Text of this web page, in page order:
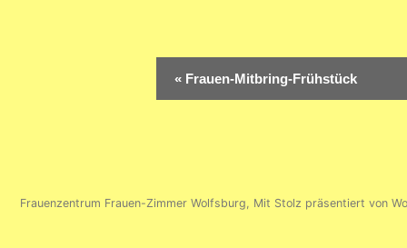
Veranstaltung-
Navigation
« Frauen-Mitbring-Frühstück
Frauenzentrum Frauen-Zimmer Wolfsburg, Mit Stolz präsentiert von